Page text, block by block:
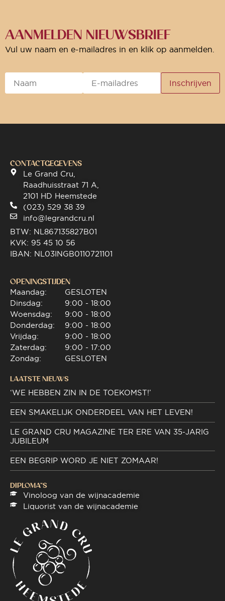
AANMELDEN NIEUWSBRIEF
Vul uw naam en e-mailadres in en klik op aanmelden.
CONTACTGEGEVENS
Le Grand Cru,
Raadhuisstraat 71 A,
2101 HD Heemstede
(023) 529 38 39
info@legrandcru.nl
BTW: NL867135827B01
KVK: 95 45 10 56
IBAN: NL03INGB0110721101
OPENINGSTIJDEN
Maandag:
Dinsdag:
Woensdag:
Donderdag:
Vrijdag:
Zaterdag:
Zondag:
GESLOTEN
9:00 - 18:00
9:00 - 18:00
9:00 - 18:00
9:00 - 18:00
9:00 - 17:00
GESLOTEN
LAATSTE NIEUWS
‘WE HEBBEN ZIN IN DE TOEKOMST!’
EEN SMAKELIJK ONDERDEEL VAN HET LEVEN!
LE GRAND CRU MAGAZINE TER ERE VAN 35-JARIG
JUBILEUM
EEN BEGRIP WORD JE NIET ZOMAAR!
DIPLOMA"S
Vinoloog van de wijnacademie
Liquorist van de wijnacademie